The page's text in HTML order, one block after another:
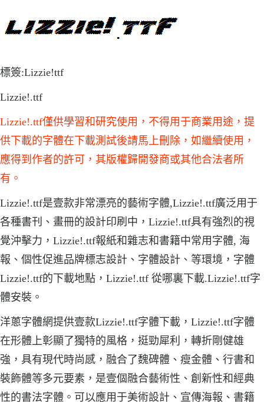
標簽:Lizzie!ttf
Lizzie!.ttf
Lizzie!.ttf僅供學習和研究使用，不得用于商業用途，提
供下載的字體在下載測試後請馬上刪除，如繼續使用，
應得到作者的許可，其版權歸開發商或其他合法者所
有。
Lizzie!.ttf是壹款非常漂亮的藝術字體,Lizzie!.ttf廣泛用于
各種書刊、畫冊的設計印刷中，Lizzie!.ttf具有強烈的視
覺沖擊力，Lizzie!.ttf報紙和雜志和書籍中常用字體, 海
報、個性促進品牌標志設計、字體設計、等環境，字體
Lizzie!.ttf的下載地點，Lizzie!.ttf 從哪裏下載.Lizzie!.ttf字
體安裝。
洋蔥字體網提供壹款Lizzie!.ttf字體下載，Lizzie!.ttf字體
在形體上彰顯了獨特的風格，挺勁犀利，轉折剛健雄
強，具有現代時尚感，融合了魏碑體、瘦金體、行書和
裝飾體等多元要素，是壹個融合藝術性、創新性和經典
性的書法字體。可以應用于美術設計、宣傳海報、書籍